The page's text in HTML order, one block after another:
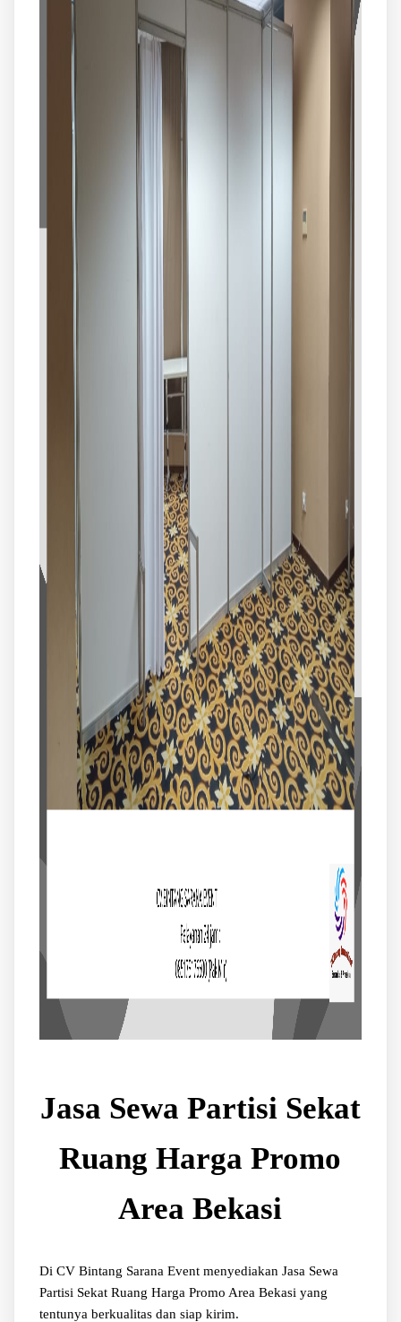
Jasa Sewa Partisi Sekat
Ruang Harga Promo
Area Bekasi
Di CV Bintang Sarana Event menyediakan Jasa Sewa
Partisi Sekat Ruang Harga Promo Area Bekasi yang
tentunya berkualitas dan siap kirim.